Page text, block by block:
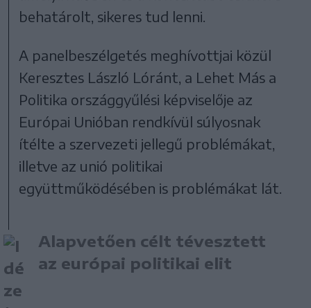
behatárolt, sikeres tud lenni.
A panelbeszélgetés meghívottjai közül
Keresztes László Lóránt, a Lehet Más a
Politika országgyűlési képviselője az
Európai Unióban rendkívül súlyosnak
ítélte a szervezeti jellegű problémákat,
illetve az unió politikai
együttműködésében is problémákat lát.
Alapvetően célt tévesztett
az európai politikai elit